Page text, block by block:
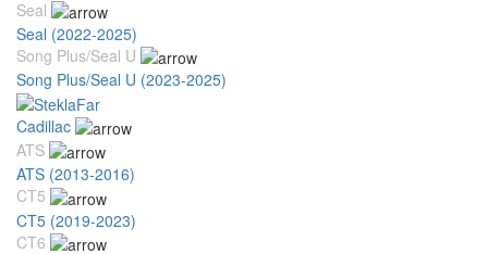
Seal
Seal (2022-2025)
Song Plus/Seal U
Song Plus/Seal U (2023-2025)
Cadillac
ATS
ATS (2013-2016)
CT5
CT5 (2019-2023)
CT6